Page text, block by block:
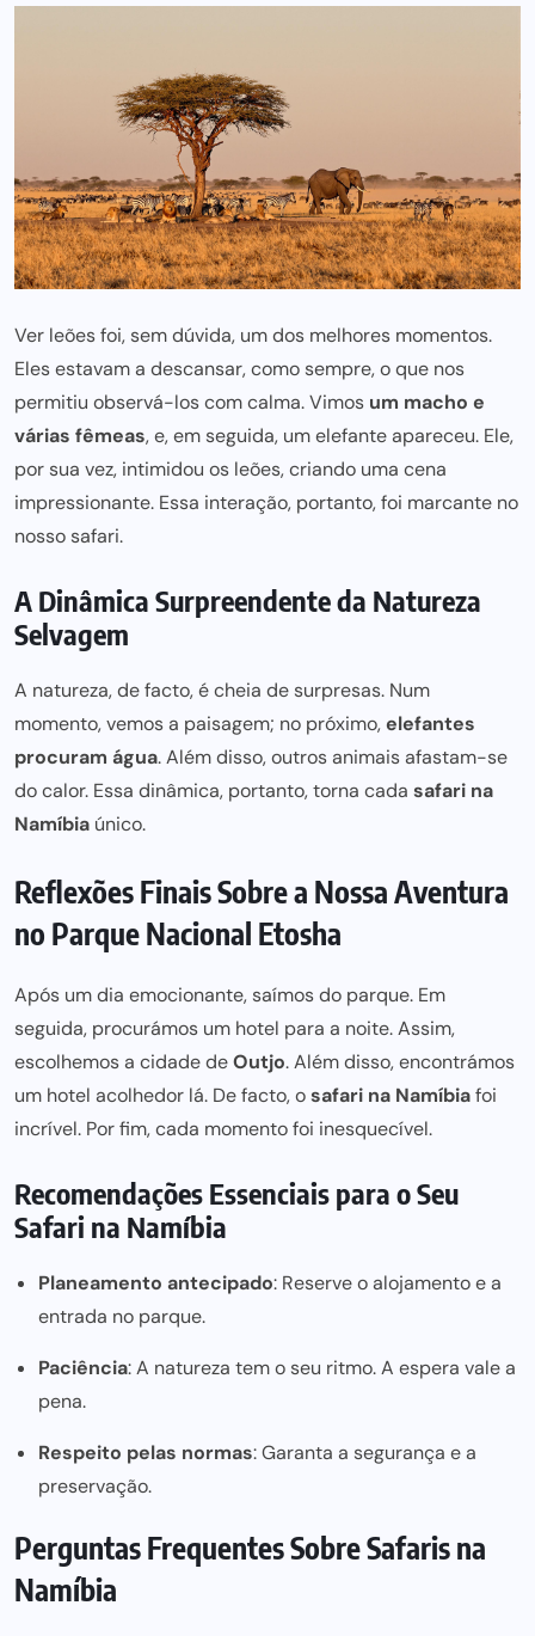
Ver leões foi, sem dúvida, umdos melhores momentos.
Eles estavam a descansar, como sempre, o que nos
permitiu observá-los com calma. Vimos um macho e
várias fêmeas, e, em seguida, um elefante apareceu. Ele,
por sua vez, intimidou os leões, criando uma cena
impressionante. Essa interação, portanto, foi marcante no
nosso safari.
A Dinâmica Surpreendente da Natureza
Selvagem
A natureza, de facto, é cheia de surpresas. Num
momento, vemos a paisagem; no próximo,elefantes
procuram água. Além disso, outros animais afastam-se
do calor. Essa dinâmica, portanto, torna cada safari na
Namíbia único.
Reflexões Finais Sobre a Nossa Aventura
no Parque Nacional Etosha
Após um dia emocionante, saímos do parque. Em
seguida, procurámos um hotel para a noite. Assim,
escolhemos a cidade deOutjo. Além disso, encontrámos
um hotel acolhedor lá. De facto, osafari na Namíbiafoi
incrível. Por fim, cada momento foi inesquecível.
Recomendações Essenciais para o Seu
Safari na Namíbia
Planeamento antecipado: Reserve o alojamento e a
entrada no parque.
Paciência: A natureza tem o seu ritmo. A espera vale a
pena.
Respeito pelas normas: Garanta a segurança e a
preservação.
Perguntas Frequentes Sobre Safaris na
Namíbia